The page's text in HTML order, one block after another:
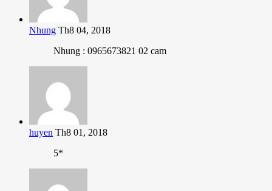
Nhung Th8 04, 2018
Nhung : 0965673821 02 cam
huyen Th8 01, 2018
5*